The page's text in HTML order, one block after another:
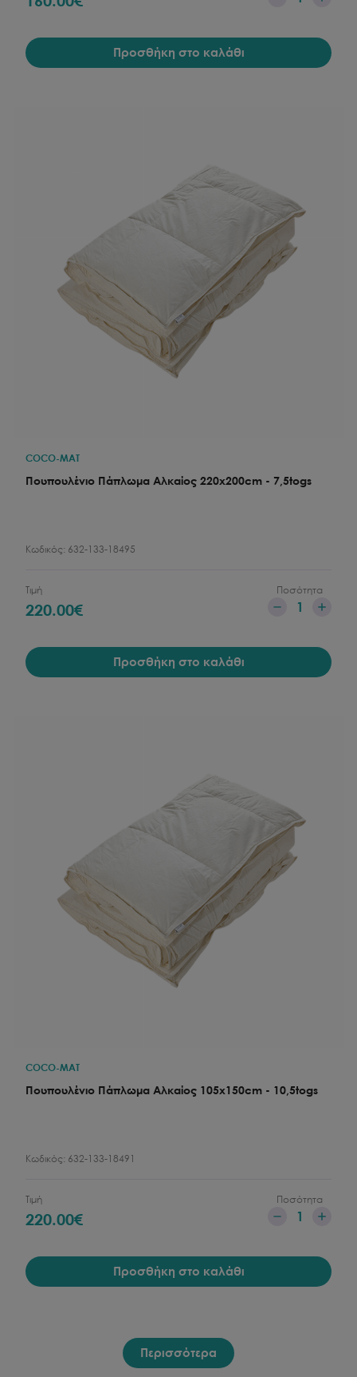
Προσθήκη στο καλάθι
COCO-MAT
Πουπουλένιο Πάπλωμα Αλκαίος 220x200cm - 7,5togs
Κωδικός: 632-133-18495
Τιμή
220.00€
Ποσότητα
1
Προσθήκη στο καλάθι
COCO-MAT
Πουπουλένιο Πάπλωμα Αλκαίος 105x150cm - 10,5togs
Κωδικός: 632-133-18491
Τιμή
220.00€
Ποσότητα
1
Προσθήκη στο καλάθι
Περισσότερα